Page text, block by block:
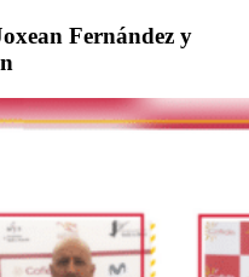
Fernández y